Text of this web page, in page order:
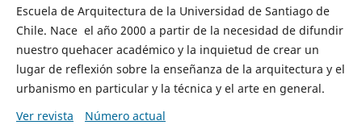
Escuela de Arquitectura de la Universidad de Santiago de
Chile. Nace el año 2000 a partir de la necesidad de difundir
nuestro quehacer académico y la inquietud de crear un
lugar de reflexión sobre la enseñanza de la arquitectura y el
urbanismo en particular y la técnica y el arte en general.
Ver revista
Número actual